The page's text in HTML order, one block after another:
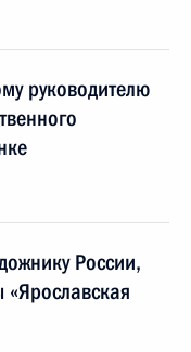
руководителю
России,